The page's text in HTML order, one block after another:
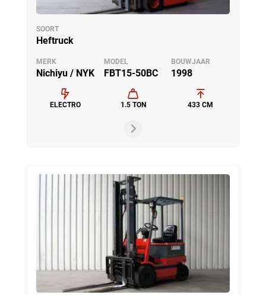
SOORT
Heftruck
MERK
Nichiyu / NYK
MODEL
FBT15-50BC
BOUWJAAR
1998
ELECTRO 1.5 TON 433 CM